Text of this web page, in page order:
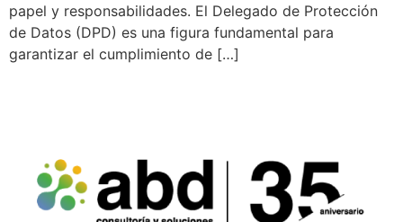
papel y responsabilidades. El Delegado de Protección
de Datos (DPD) es una figura fundamental para
garantizar el cumplimiento de […]